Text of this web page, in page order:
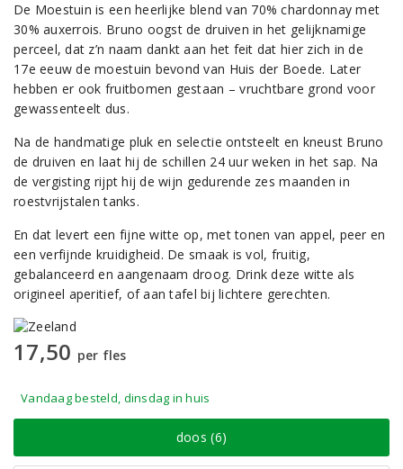
De Moestuin is een heerlijke blend van 70% chardonnay met
30% auxerrois. Bruno oogst de druiven in het gelijknamige
perceel, dat z’n naam dankt aan het feit dat hier zich in de
17e eeuw de moestuin bevond van Huis der Boede. Later
hebben er ook fruitbomen gestaan – vruchtbare grond voor
gewassenteelt dus.
Na de handmatige pluk en selectie ontsteelt en kneust Bruno
de druiven en laat hij de schillen 24 uur weken in het sap. Na
de vergisting rijpt hij de wijn gedurende zes maanden in
roestvrijstalen tanks.
En dat levert een fijne witte op, met tonen van appel, peer en
een verfijnde kruidigheid. De smaak is vol, fruitig,
gebalanceerd en aangenaam droog. Drink deze witte als
origineel aperitief, of aan tafel bij lichtere gerechten.
17,50 per fles
Vandaag besteld, dinsdag in huis
doos (6)